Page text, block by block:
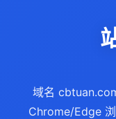
域名
Chrome/Edge 浏